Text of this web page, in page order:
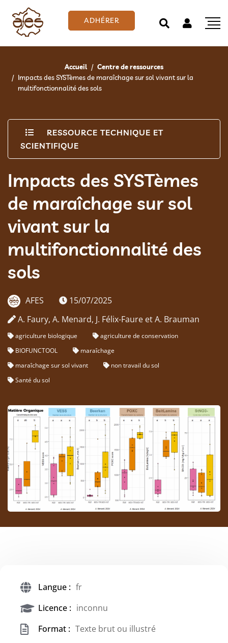
ADHÉRER
Accueil
Centre de ressources
Impacts des SYSTèmes de maraîchage sur sol vivant sur la
multifonctionnalité des sols
RESSOURCE TECHNIQUE ET
SCIENTIFIQUE
Impacts des SYSTèmes
de maraîchage sur sol
vivant sur la
multifonctionnalité des
sols
AFES
15/07/2025
A. Faury, A. Menard, J. Félix-Faure et A. Brauman
agriculture biologique
agriculture de conservation
BIOFUNCTOOL
maraîchage
maraîchage sur sol vivant
non travail du sol
Santé du sol
Langue : fr
Licence : inconnu
Format : Texte brut ou illustré